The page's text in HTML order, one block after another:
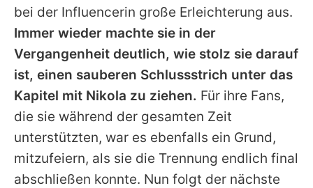
bei der Influencerin große Erleichterung aus.
Immer wieder machte sie in der
Vergangenheit deutlich, wie stolz sie darauf
ist, einen sauberen Schlussstrich unter das
Kapitel mit Nikola zu ziehen. Für ihre Fans,
die sie während der gesamten Zeit
unterstützten, war es ebenfalls ein Grund,
mitzufeiern, als sie die Trennung endlich final
abschließen konnte. Nun folgt der nächste